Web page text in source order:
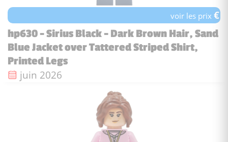
voir les prix€
hp630 - Sirius Black - Dark Brown Hair, Sand
Blue Jacket over Tattered Striped Shirt,
Printed Legs
Date de sortie :
juin 2026